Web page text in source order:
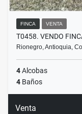
FINCA VENTA
T0458. VENDO
Rionegro, Antioquia,
4Alcobas
4 Baños
Venta